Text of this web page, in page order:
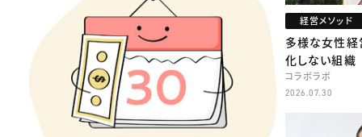
経営メソッド
多様な女性
化しない組織
コラボラボ
2026.07.30